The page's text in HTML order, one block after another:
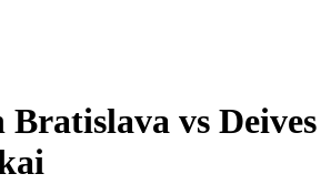
vs Deives